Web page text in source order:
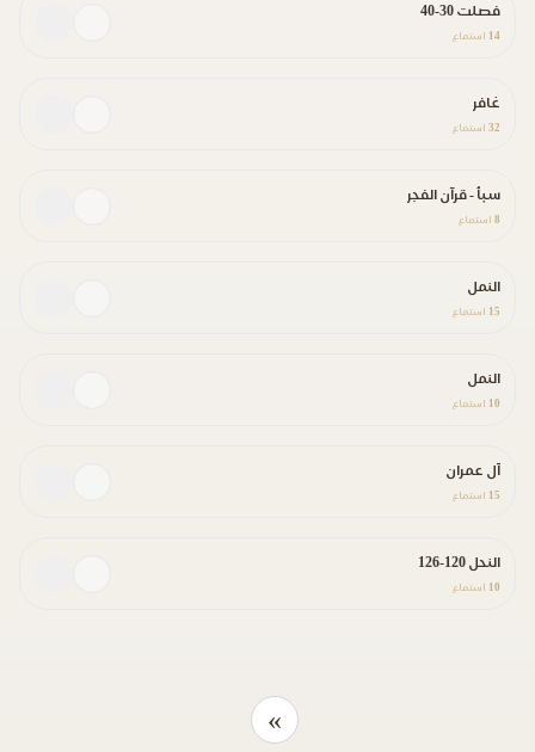
فصلت 30-40
14 استماع
غافر
32 استماع
سبأ - قرآن الفجر
8 استماع
النمل
15 استماع
النمل
10 استماع
آل عمران
15 استماع
النحل 120-126
10 استماع
»